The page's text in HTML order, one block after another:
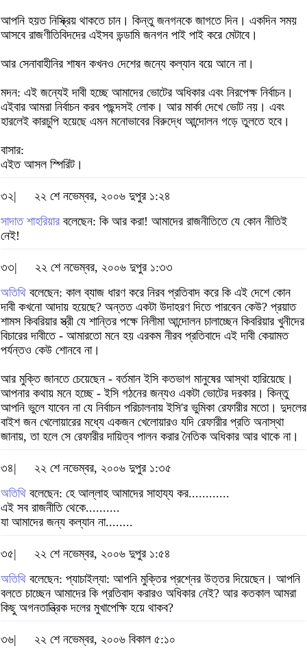
আপনি হয়ত নিস্ক্রিয় থাকতে চান। কিন্তু জনগনকে জাগতে দিন। একদিন সময়
আসবে রাজণীতিবিদদের এইসব ভন্ডামি জনগন পাই পাই করে মেটাবে।
আর সেনাবাহীনির শাষন কখনও দেশের জন্যে কল্যান বয়ে আনে না।
মদন: এই জন্যেই দাবী হচ্ছে আমাদের ভোটের অধিকার এবং নিরপেক্ষ নির্বাচন।
এইবার আমরা নির্বাচন করব পছন্দসই লোক। আর মার্কা দেখে ভোট নয়। এবং
হারলেই কারচুপি হয়েছে এমন মনোভাবের বিরুদ্ধে আন্দোলন গড়ে তুলতে হবে।
বাসার:
এইত আসল স্পিরিট।
৩২|
২২ শে নভেম্বর, ২০০৬ দুপুর ১:২৪
সাদাত শাহরিয়ার বলেছেন: কি আর করা! আমাদের রাজনীতিতে যে কোন নীতিই
নেই!
৩৩|
২২ শে নভেম্বর, ২০০৬ দুপুর ১:৩৩
অতিথি বলেছেন: কাল ব্যাজ ধারণ করে নিরব প্রতিবাদ করে কি এই দেশে কোন
দাবী কখনো আদায় হয়েছে? অন্তত একটা উদাহরণ দিতে পারবেন কেউ? প্রয়াত
শামস কিবরিয়ার স্ত্রী যে শান্তির পক্ষে নিলীমা আন্দোলন চালাচ্ছেন কিবরিয়ার খুনীদের
বিচারের দাবীতে - আমারতো মনে হয় এরকম নীরব প্রতিবাদে এই দাবী কেয়ামত
পর্যন্তও কেউ শোনবে না।
আর মুক্তি জানতে চেয়েছেন - বর্তমান ইসি কতভাগ মানুষের আস্থা হারিয়েছে।
আপনার কথায় মনে হচ্ছে - ইসি গঠনের জন্যও একটা ভোটের দরকার। কিন্তু
আপনি ভুলে যাবেন না যে নির্বাচন পরিচালনায় ইসি'র ভুমিকা রেফারীর মতো। দুদলের
বাইশ জন খেলোয়ারের মধ্যে একজন খেলোয়ারও যদি রেফারীর প্রতি অনাস্থা
জানায়, তা হলে সে রেফারীর দায়িত্ব পালন করার নৈতিক অধিকার আর থাকে না।
৩৪|
২২ শে নভেম্বর, ২০০৬ দুপুর ১:৩৫
অতিথি বলেছেন: হে আল্লাহ আমাদের সাহায্য কর............
এই সব রাজনীতি থেকে..........
যা আমাদের জন্য কল্যান না........
৩৫|
২২ শে নভেম্বর, ২০০৬ দুপুর ১:৫৪
অতিথি বলেছেন: প্যাচাইল্যা: আপনি মুক্তির প্রশ্নের উত্তর দিয়েছেন। আপনি
বলতে চাচ্ছেন আমাদের কি প্রতিবাদ করারও অধিকার নেই? আর কতকাল আমরা
কিছু অগনতান্ত্রিক দলের মুখাপেক্ষি হয়ে থাকব?
৩৬|
২২ শে নভেম্বর, ২০০৬ বিকাল ৫:১০